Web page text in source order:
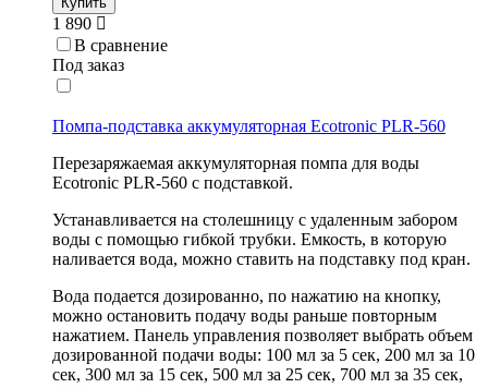
1 890
В сравнение
Под заказ
Помпа-подставка аккумуляторная Ecotronic PLR-560
Перезаряжаемая аккумуляторная помпа для воды
Ecotronic PLR-560 с подставкой.
Устанавливается на столешницу с удаленным забором
воды с помощью гибкой трубки. Емкость, в которую
наливается вода, можно ставить на подставку под кран.
Вода подается дозированно, по нажатию на кнопку,
можно остановить подачу воды раньше повторным
нажатием. Панель управления позволяет выбрать объем
дозированной подачи воды: 100 мл за 5 сек, 200 мл за 10
сек, 300 мл за 15 сек, 500 мл за 25 сек, 700 мл за 35 сек,